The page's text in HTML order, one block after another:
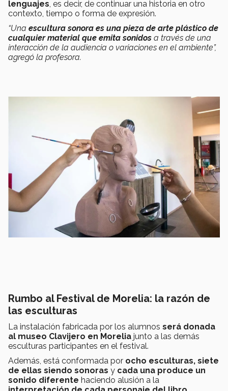
lenguajes , es decir, de continuar una historia en otro
contexto, tiempo o forma de expresión.
“Una escultura sonora es una pieza de arte plástico de
cualquier material que emita sonidos a través de una
interacción de la audiencia o variaciones en el ambiente”,
agregó la profesora.
Rumbo al Festival de Morelia: la razón de
las esculturas
La instalación fabricada por los alumnos será donada
al museo Clavijero en Morelia junto a las demás
esculturas participantes en el festival.
Además, está conformada por ocho esculturas, siete
de ellas siendo sonoras y cada una produce un
sonido diferente haciendo alusión a la